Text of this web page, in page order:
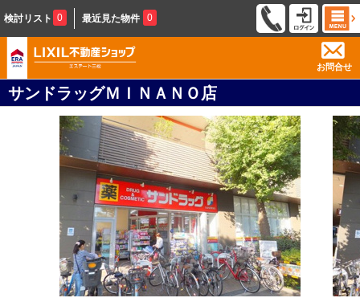
検討リスト 0 最近見た物件 0
お問合せ
サンドラッグＭＩＮＡＮＯ店